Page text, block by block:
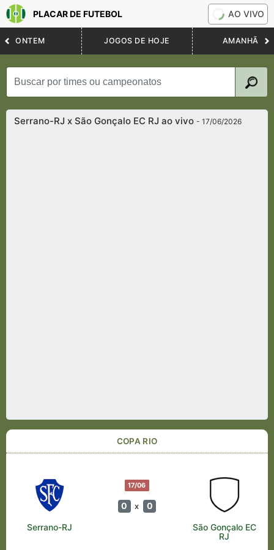
PLACAR DE FUTEBOL AO VIVO
ONTEM JOGOS DE HOJE AMANHÃ
Serrano-RJ x São Gonçalo EC RJ ao vivo- 17/06/2026
COPA RIO
17/06
0 x 0
Serrano-RJ
São Gonçalo EC
RJ